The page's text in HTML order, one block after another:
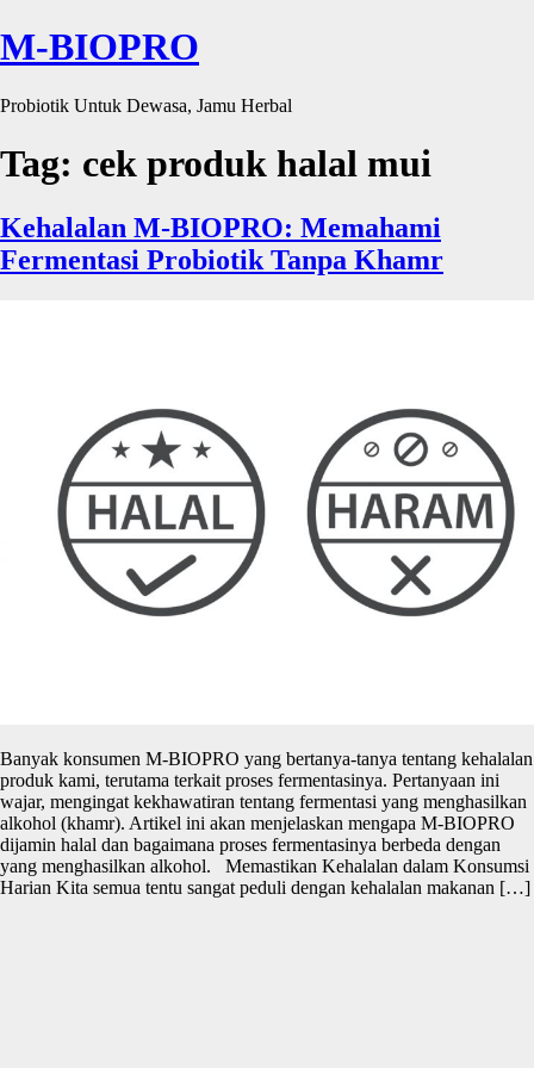
M-BIOPRO
Probiotik Untuk Dewasa, Jamu Herbal
Tag: cek produk halal mui
Kehalalan M-BIOPRO: Memahami
Fermentasi Probiotik Tanpa Khamr
Banyak konsumen M-BIOPRO yang bertanya-tanya tentang kehalalan
produk kami, terutama terkait proses fermentasinya. Pertanyaan ini
wajar, mengingat kekhawatiran tentang fermentasi yang menghasilkan
alkohol (khamr). Artikel ini akan menjelaskan mengapa M-BIOPRO
dijamin halal dan bagaimana proses fermentasinya berbeda dengan
yang menghasilkan alkohol. Memastikan Kehalalan dalam Konsumsi
Harian Kita semua tentu sangat peduli dengan kehalalan makanan […]